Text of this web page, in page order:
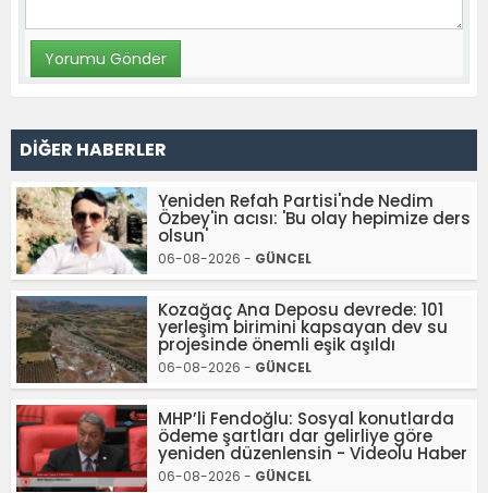
DİĞER HABERLER
Yeniden Refah Partisi'nde Nedim
Özbey'in acısı: 'Bu olay hepimize ders
olsun'
06-08-2026 - GÜNCEL
Kozağaç Ana Deposu devrede: 101
yerleşim birimini kapsayan dev su
projesinde önemli eşik aşıldı
06-08-2026 - GÜNCEL
MHP’li Fendoğlu: Sosyal konutlarda
ödeme şartları dar gelirliye göre
yeniden düzenlensin - Videolu Haber
06-08-2026 - GÜNCEL